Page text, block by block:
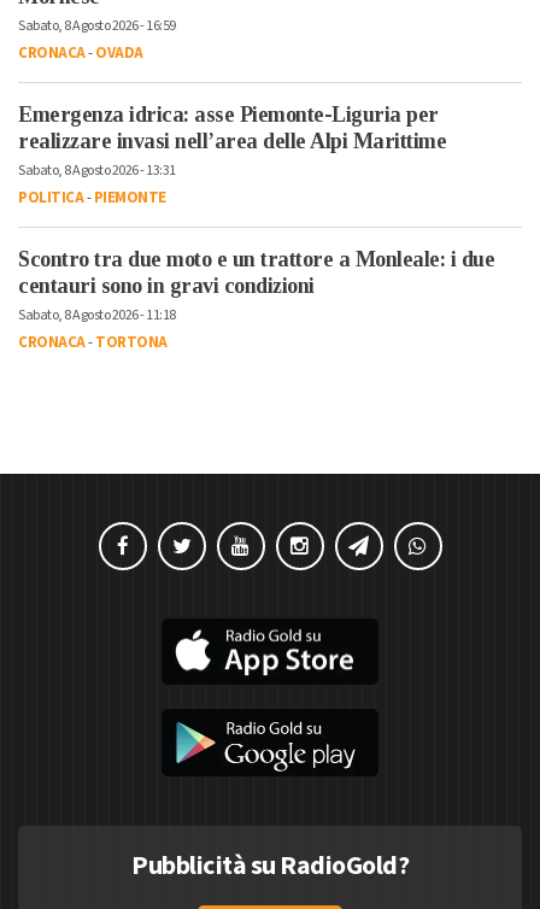
Sabato, 8 Agosto 2026 - 16:59
CRONACA-OVADA
Emergenza idrica: asse Piemonte-Liguria per
realizzare invasi nell’area delle Alpi Marittime
Sabato, 8 Agosto 2026 - 13:31
POLITICA-PIEMONTE
Scontro tra due moto e un trattore a Monleale: i due
centauri sono in gravi condizioni
Sabato, 8 Agosto 2026 - 11:18
CRONACA-TORTONA
Pubblicità su RadioGold?